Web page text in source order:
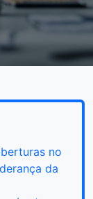
no
da